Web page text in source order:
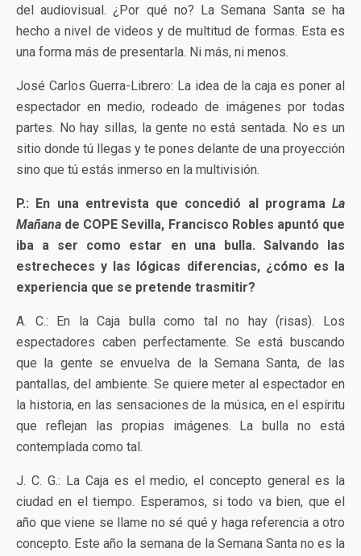
del audiovisual. ¿Por qué no? La Semana Santa se ha
hecho a nivel de videos y de multitud de formas. Esta es
una forma más de presentarla. Ni más, ni menos.
José Carlos Guerra-Librero: La idea de la caja es poner al
espectador en medio, rodeado de imágenes por todas
partes. No hay sillas, la gente no está sentada. No es un
sitio donde tú llegas y te pones delante de una proyección
sino que tú estás inmerso en la multivisión.
P.: En una entrevista que concedió al programa La
Mañana de COPE Sevilla, Francisco Robles apuntó que
iba a ser como estar en una bulla. Salvando las
estrecheces y las lógicas diferencias, ¿cómo es la
experiencia que se pretende trasmitir?
A. C.: En la Caja bulla como tal no hay (risas). Los
espectadores caben perfectamente. Se está buscando
que la gente se envuelva de la Semana Santa, de las
pantallas, del ambiente. Se quiere meter al espectador en
la historia, en las sensaciones de la música, en el espíritu
que reflejan las propias imágenes. La bulla no está
contemplada como tal.
J. C. G.: La Caja es el medio, el concepto general es la
ciudad en el tiempo. Esperamos, si todo va bien, que el
año que viene se llame no sé qué y haga referencia a otro
concepto. Este año la semana de la Semana Santa no es la